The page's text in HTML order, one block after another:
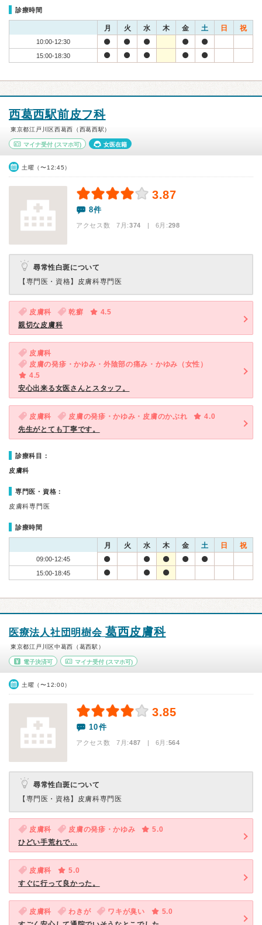
診療時間
月 火 水 木 金 土 日 祝
10:00-12:30
15:00-18:30
西葛西駅前皮フ科
東京都江戸川区西葛西（西葛西駅）
マイナ受付 (スマホ可) 女医在籍
土曜（〜12:45）
3.87
8件
アクセス数 7月:374 | 6月:298
尋常性白斑について
【専門医・資格】 皮膚科専門医
皮膚科 乾癬
4.5
親切な皮膚科
皮膚科
皮膚の発疹・かゆみ・外陰部の痛み・かゆみ（女性）
4.5
安心出来る女医さんとスタッフ。
皮膚科 皮膚の発疹・かゆみ・皮膚のかぶれ
4.0
先生がとても丁寧です。
診療科目：
皮膚科
専門医・資格：
皮膚科専門医
診療時間
月 火 水 木 金 土 日 祝
09:00-12:45
15:00-18:45
医療法人社団明樹会 葛西皮膚科
東京都江戸川区中葛西（葛西駅）
電子決済可 マイナ受付(スマホ可)
土曜（〜12:00）
3.85
10件
アクセス数 7月:487 | 6月:564
尋常性白斑について
【専門医・資格】 皮膚科専門医
皮膚科 皮膚の発疹・かゆみ
5.0
ひどい手荒れで…
皮膚科
5.0
すぐに行って良かった。
皮膚科 わきが ワキが臭い
5.0